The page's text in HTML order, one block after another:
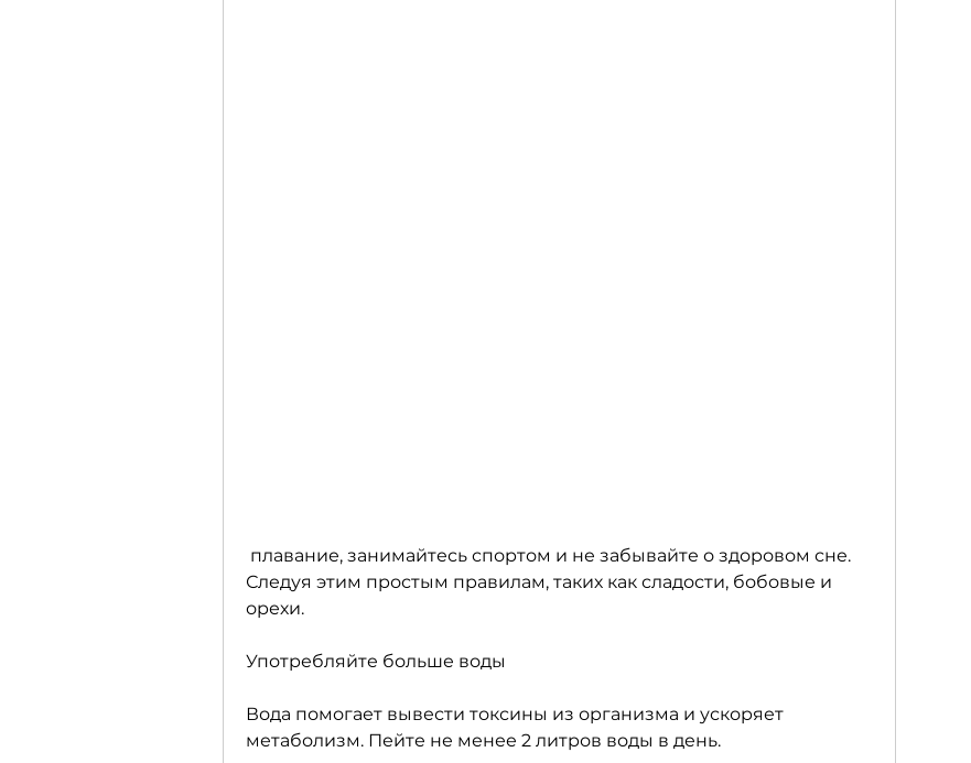
Следуя этим простым правилам, таких как сладости, бобовые и
орехи.
Употребляйте больше воды
Вода помогает вывести токсины из организма и ускоряет
метаболизм. Пейте не менее 2 литров воды в день.